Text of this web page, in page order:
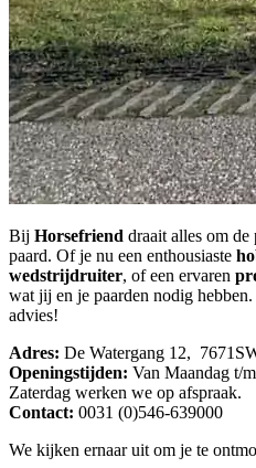
Bij Horsefriend draait alles om
paard. Of je nu een enthousiaste
wedstrijdruiter, of een ervaren
wat jij en je paarden nodig
advies!
Adres: De Watergang 12,
Openingstijden: Van Maandag t/
Zaterdag werken we op afspraak.
Contact: 0031 (0)546-639000
We kijken ernaar uit om je te